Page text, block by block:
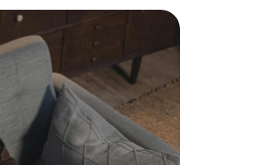
behouden, wat resulteert
gebruik van dunne,
tegen te gaan. Het
verwarming afneemt en